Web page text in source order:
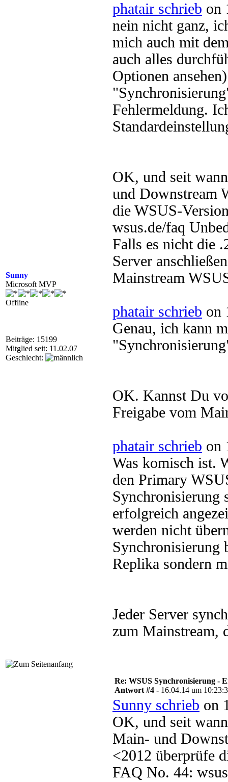
Sunny
Microsoft MVP
Offline
Beiträge: 15199
Mitglied seit: 11.02.07
Geschlecht:
phatair schrieb on
nein nicht ganz,
mich auch mit
auch alles
Optionen
Fehlermeldung.
OK, und seit
und Downstream
die WSUS-
wsus.de/faq
Falls es nicht die
Server
Mainstream
phatair schrieb on
Genau, ich kann
OK. Kannst Du
Freigabe vom
phatair schrieb on
Was komisch ist.
den Primary
Synchronisierung
erfolgreich
werden nicht
Synchronisierung
Replika sondern
Jeder Server
zum Mainstream,
Re: WSUS Synchronisierung -
Antwort #4 - 16.04.14 um
Sunny schrieb on
OK, und seit
Main- und
<2012 überprüfe
FAQ No. 44: